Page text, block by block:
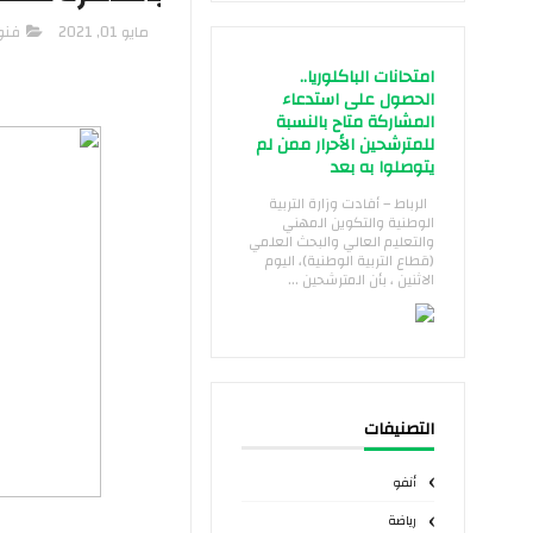
امتحانات الباكلوريا..
الحصول على استدعاء
المشاركة متاح بالنسبة
للمترشحين الأحرار ممن لم
يتوصلوا به بعد
الرباط – أفادت وزارة التربية
الوطنية والتكوين المهني
والتعليم العالي والبحث العلمي
(قطاع التربية الوطنية)، اليوم
الاثنين ، بأن المترشحين ...
التصنيفات
أنفو
رياضة
مايو 01, 2021